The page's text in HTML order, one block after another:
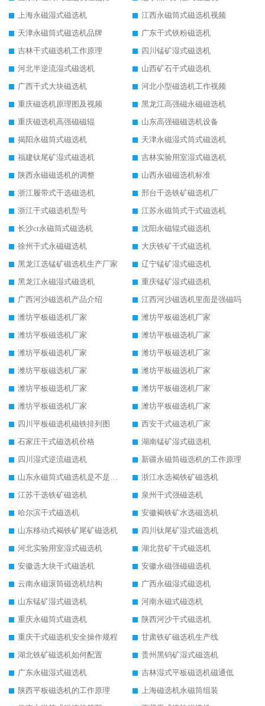
上海永磁湿式磁选机
江西永磁筒式磁选机视频
天津永磁筒式磁选机品牌
广东干式铁粉磁选机
吉林干式磁选机工作原理
四川锰矿湿式磁选机
河北半逆流湿式磁选机
山西矿石干式磁选机
广西干式大块磁选机
河北小型磁选机工作视频
重庆磁选机原理图及视频
黑龙江高强磁永磁磁选机
重庆磁选机高强磁磁辊
山东高强磁磁选机设备
揭阳永磁筒式磁选机
天津永磁湿式筒式磁选机
福建钛尾矿湿式磁选机
吉林实验用室湿式磁选机
陕西永磁磁选机的调整
山西永磁磁选机标准
浙江履带式干选磁选机
邢台干选铁矿磁选机厂
浙江干式磁选机型号
江苏永磁筒式干式磁选机
长沙ct永磁筒式磁选机
沈阳永磁辊式磁选机
徐州干式永磁磁选机
大庆铁矿干式磁选机
黑龙江选锰矿磁选机生产厂家
辽宁锰矿湿式磁选机
黑龙江永磁湿式磁选机
重庆锰矿湿式磁选机
广西河沙磁选机产品介绍
江西河沙磁选机里面是强磁吗
潍坊平板磁选机厂家
潍坊平板磁选机厂家
潍坊平板磁选机厂家
潍坊平板磁选机厂家
潍坊平板磁选机厂家
潍坊平板磁选机厂家
潍坊平板磁选机厂家
潍坊平板磁选机厂家
潍坊平板磁选机厂家
潍坊平板磁选机厂家
潍坊平板磁选机厂家
潍坊平板磁选机厂家
四川平板磁选机磁铁排列图
西安干式磁选机厂家
石家庄干式磁选机价格
湖南锰矿湿式磁选机
四川湿式逆流磁选机
新疆永磁筒磁选机的工作原理
山东永磁筒式磁选机是不是强磁
浙江水选褐铁矿磁选机
江苏干选铁矿磁选机
泉州干式强磁选机
哈尔滨干式磁选机
安徽褐铁矿水选磁选机
山东移动式褐铁矿尾矿磁选机
四川钛尾矿湿式磁选机
河北实验用室湿式磁选机
湖北贫矿干式磁选机
安徽选大块干式磁选机
安徽永磁强磁磁选机
云南永磁滚筒磁选机结构
广西永磁湿式磁选机
山东锰矿湿式磁选机
河南永磁式磁选机
重庆永磁筒式磁选机
陕西河沙干式磁选机
重庆干式磁选机安全操作规程
甘肃铁矿磁选机生产线
湖北铁矿磁选机如何配置
贵州黑钨矿湿式磁选机
广东永磁湿式磁选机
吉林湿式平板磁选机磁通低
陕西平板磁选机的工作原理
上海磁选机永磁筒组装